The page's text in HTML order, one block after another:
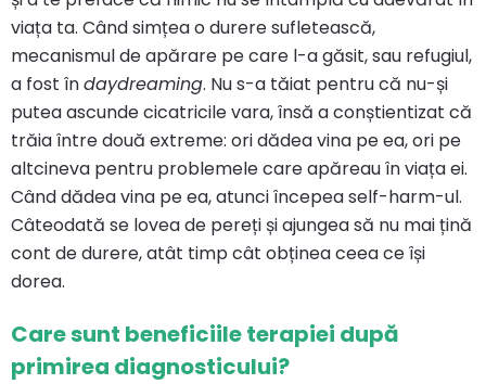
viața ta. Când simțea o durere sufletească,
mecanismul de apărare pe care l-a găsit, sau refugiul,
a fost îndaydreaming. Nu s-a tăiat pentru că nu-și
putea ascunde cicatricile vara, însă a conștientizat că
trăia între două extreme: ori dădea vina pe ea, ori pe
altcineva pentru problemele care apăreau în viața ei.
Când dădea vina pe ea, atunci începea self-harm-ul.
Câteodată se lovea de pereți și ajungea să nu mai țină
cont de durere, atât timp cât obținea ceea ce își
dorea.
Care sunt beneficiile terapiei după
primirea diagnosticului?